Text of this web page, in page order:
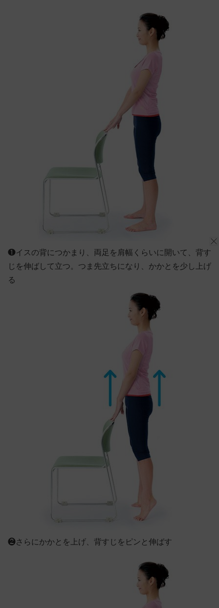
❶イスの背につかまり、両足を肩幅くらいに開いて、背す
じを伸ばして立つ。つま先立ちになり、かかとを少し上げ
る
❷さらにかかとを上げ、背すじをピンと伸ばす